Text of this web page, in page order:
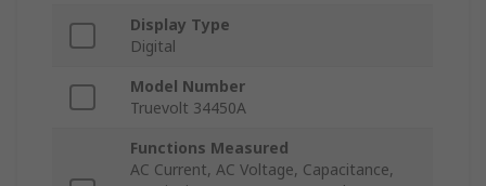
Display Type
Digital
Model Number
Truevolt 34450A
Functions Measured
AC Current, AC Voltage, Capacitance,